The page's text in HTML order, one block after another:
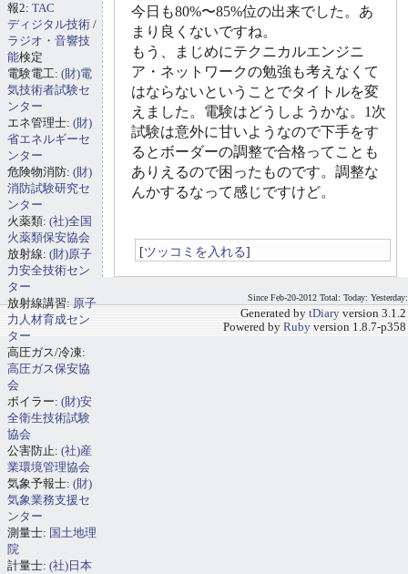
今日も80%〜85%位の出来でした。あ
まり良くないですね。
もう、まじめにテクニカルエンジニ
ア・ネットワークの勉強も考えなくて
はならないということでタイトルを変
えました。電験はどうしようかな。1次
試験は意外に甘いようなので下手をす
るとボーダーの調整で合格ってことも
ありえるので困ったものです。調整な
んかするなって感じですけど。
[ツッコミを入れる]
報2: TAC
ディジタル技術 /
ラジオ・音響技
能検定
電験電工: (財)電
気技術者試験セ
ンター
エネ管理士: (財)
省エネルギーセ
ンター
危険物消防: (財)
消防試験研究セ
ンター
火薬類: (社)全国
火薬類保安協会
放射線: (財)原子
力安全技術セン
ター
放射線講習:原子
力人材育成セン
ター
高圧ガス/冷凍:
高圧ガス保安協
会
ボイラー: (財)安
全衛生技術試験
協会
公害防止: (社)産
業環境管理協会
気象予報士: (財)
気象業務支援セ
ンター
測量士: 国土地理
院
計量士: (社)日本
Since Feb-20-2012 Total: Today: Yesterday:
Generated by tDiary version 3.1.2
Powered by Ruby version 1.8.7-p358